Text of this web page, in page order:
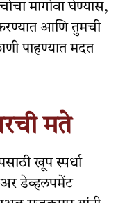
मागोवा घेण्यास,
आणि तुमची
पाहण्यात मदत
मते
खूप स्पर्धा
डेव्हलपमेंट